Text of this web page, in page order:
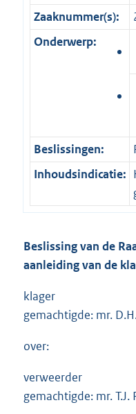
Zaaknummer(s):
Onderwerp:
Beslissingen:
Inhoudsindicatie:
Beslissing van de
aanleiding van de
klager
gemachtigde: mr.
over:
verweerder
gemachtigde: mr. T.J.